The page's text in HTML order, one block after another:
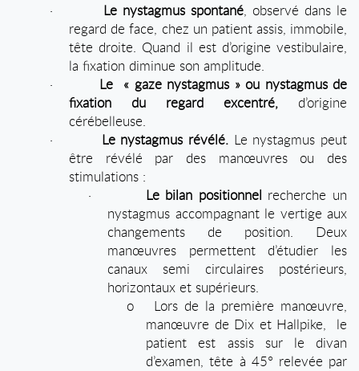
· Le nystagmus spontané, observé dans le
regard de face, chez un patient assis, immobile,
tête droite. Quand il est d’origine vestibulaire,
la fixation diminue son amplitude.
·
Le
« gaze nystagmus » ou nystagmus de
fixation du regard excentré, d’origine
cérébelleuse.
·
Le nystagmus révélé. Le nystagmus peut
être révélé par des manœuvres ou des
stimulations :
·
Le bilan positionnel recherche un
nystagmus accompagnant le vertige aux
changements de position. Deux
manœuvres permettent d’étudier les
canaux semi circulaires postérieurs,
horizontaux et supérieurs.
o
Lors de la première manœuvre,
manœuvre de Dix et Hallpike,
le
patient est assis sur le divan
d’examen, tête à 45° relevée par